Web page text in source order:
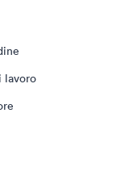
lavoro